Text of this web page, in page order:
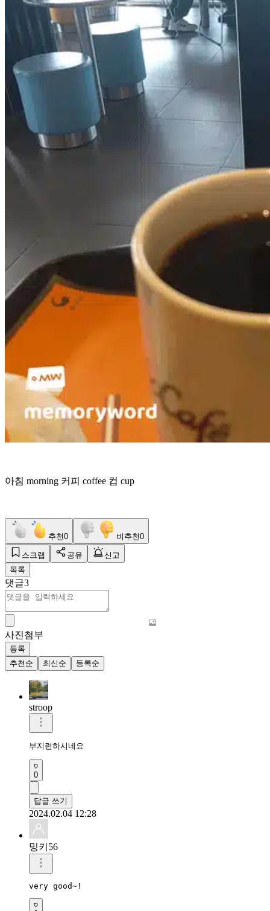
아침 morning 커피 coffee 컵 cup
추천0 비추천0
스크랩 공유
신고
목록
댓글3
사진첨부
등록
추천순
최신순 등록순
stroop
부지런하시네요
0
답글 쓰기
2024.02.04 12:28
밍키56
very good~!